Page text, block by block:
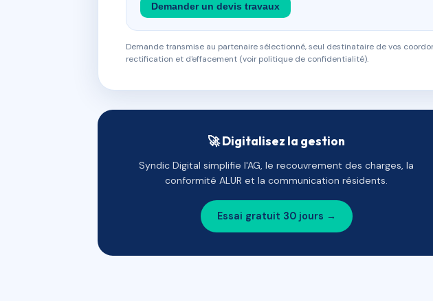
Demander un devis travaux
Demande transmise au partenaire sélectionné, seul destinataire de vos
rectification et d'effacement (voir politique de confidentialité).
🚀 Digitalisez la gestion
Syndic Digital simplifie l'AG, le recouvrement des charges, la
conformité ALUR et la communication résidents.
Essai gratuit 30 jours →